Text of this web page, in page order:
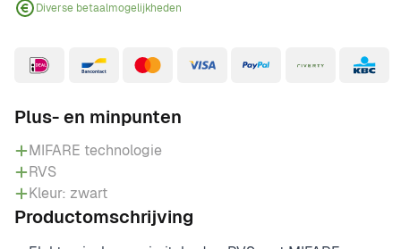
Diverse betaalmogelijkheden
Plus- en minpunten
MIFARE technologie
RVS
Kleur: zwart
Productomschrijving